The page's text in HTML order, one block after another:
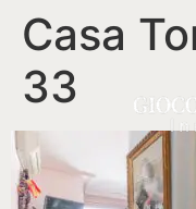
Casa
33